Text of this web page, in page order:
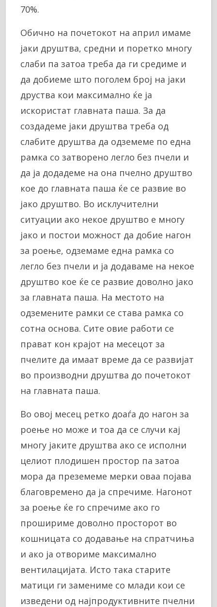
70%.
Обично на почетокот на април имаме
јаки друштва, средни и поретко многу
слаби па затоа треба да ги средиме и
да добиеме што поголем број на јаки
друства кои максимално ќе ја
искористат главната паша. За да
создадеме јаки друштва треба од
слабите друштва да одземеме по една
рамка со затворено легло без пчели и
да ја додадеме на она пчелно друштво
кое до главната паша ќе се развие во
јако друштво. Во исклучителни
ситуации ако некое друштво е многу
јако и постои можност да добие нагон
за роење, одземаме една рамка со
легло без пчели и ја додаваме на некое
друштво кое ќе се развие доволно јако
за главната паша. На местото на
одземените рамки се става рамка со
сотна основа. Сите овие работи се
прават кон крајот на месецот за
пчелите да имаат време да се развијат
во производни друштва до почетокот
на главната паша.
Во овој месец ретко доаѓа до нагон за
роење но може и тоа да се случи кај
многу јаките друштва ако се исполни
целиот плодишен простор па затоа
мора да преземеме мерки оваа појава
благовремено да ја спречиме. Нагонот
за роење ќе го спречиме ако го
прошириме доволно просторот во
кошницата со додавање на спратчиња
и ако ја отвориме максимално
вентилацијата. Исто така старите
матици ги замениме со млади кои се
изведени од најпродуктивните пчелни